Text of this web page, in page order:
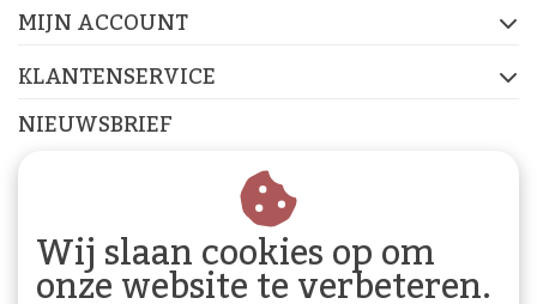
MIJN ACCOUNT
KLANTENSERVICE
NIEUWSBRIEF
Abonneer je op onze nieuwsbrief om op de hoogte te
Wij slaan cookies op om
onze website te verbeteren.